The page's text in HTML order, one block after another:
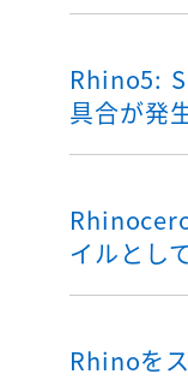
Rhino5:
具合が発
イルとし
Rhinoを